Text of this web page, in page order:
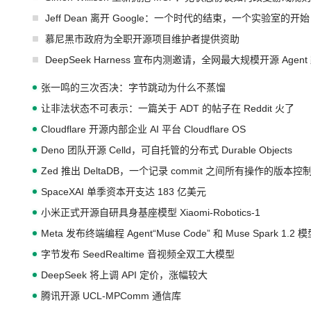
Jeff Dean 离开 Google：一个时代的结束，一个实验室的开始
慕尼黑市政府为全职开源项目维护者提供资助
DeepSeek Harness 宣布内测邀请，全网最大规模开源 Agent
张一鸣的三次否决：字节跳动为什么不蒸馏
让非法状态不可表示：一篇关于 ADT 的帖子在 Reddit 火了
Cloudflare 开源内部企业 AI 平台 Cloudflare OS
Deno 团队开源 Celld，可自托管的分布式 Durable Objects
Zed 推出 DeltaDB，一个记录 commit 之间所有操作的版本控
SpaceXAI 单季资本开支达 183 亿美元
小米正式开源自研具身基座模型 Xiaomi-Robotics-1
Meta 发布终端编程 Agent“Muse Code” 和 Muse Spark 1.2 模
字节发布 SeedRealtime 音视频全双工大模型
DeepSeek 将上调 API 定价，涨幅较大
腾讯开源 UCL-MPComm 通信库